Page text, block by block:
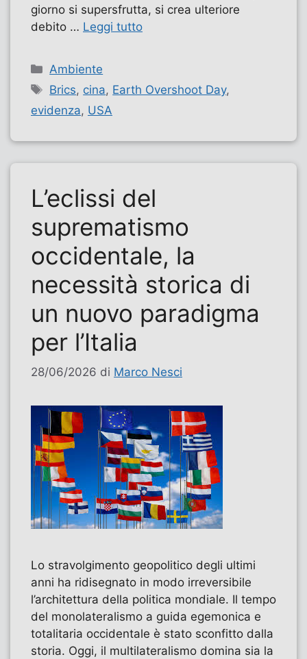
giorno si supersfrutta, si crea ulteriore
debito … Leggi tutto
Categorie
Ambiente
Tag
Brics, cina, Earth Overshoot Day,
evidenza, USA
L’eclissi del
suprematismo
occidentale, la
necessità storica di
un nuovo paradigma
per l’Italia
28/06/2026 di Marco Nesci
Lo stravolgimento geopolitico degli ultimi
anni ha ridisegnato in modo irreversibile
l’architettura della politica mondiale. Il tempo
del monolateralismo a guida egemonica e
totalitaria occidentale è stato sconfitto dalla
storia. Oggi, il multilateralismo domina sia la